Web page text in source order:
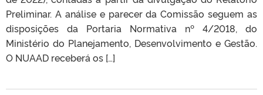
Preliminar. A análise e parecer da Comissão seguem as
disposições da Portaria Normativa nº 4/2018, do
Ministério do Planejamento, Desenvolvimento e Gestão.
O NUAAD receberá os […]